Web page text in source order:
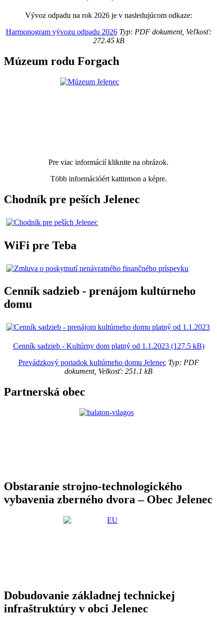
Vývoz odpadu na rok 2026 je v nasledujúcom odkaze:
Harmonogram vývozu odpadu 2026Typ: PDF dokument, Veľkosť:
272.45 kB
Múzeum rodu Forgach
Pre viac informácií kliknite na obrázok.
Több információért kattintson a képre.
Chodník pre peších Jelenec
WiFi pre Teba
Cenník sadzieb - prenájom kultúrneho
domu
Cenník sadzieb - Kultúrny dom platný od 1.1.2023 (127.5 kB)
Prevádzkový poriadok kultúrneho domu JelenecTyp: PDF
dokument, Velkosť: 251.1 kB
Partnerská obec
Obstaranie strojno-technologického
vybavenia zberného dvora – Obec Jelenec
Dobudovanie základnej technickej
infraštruktúry v obci Jelenec